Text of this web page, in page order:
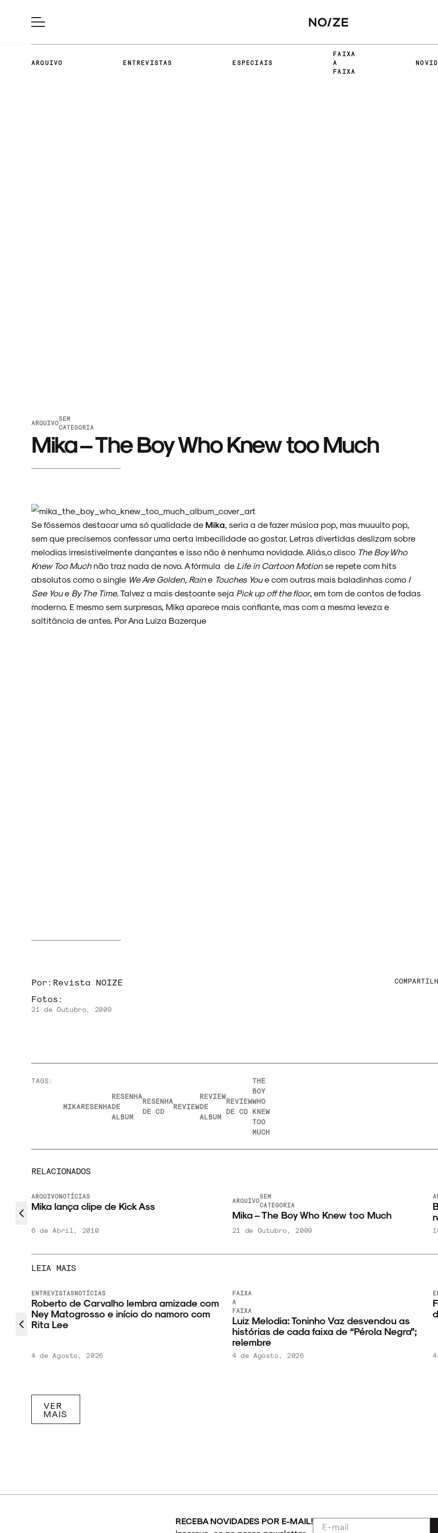
ARQUIVO ENTREVISTAS ESPECIAIS
FAIXA
A
FAIXA
ARQUIVO
SEM
CATEGORIA
Mika – The Boy Who Knew too Much
Se fôssemos destacar uma só qualidade de Mika , seria a de fazer música pop, mas muuuito pop,
sem que precisemos confessar uma certa imbecilidade ao gostar. Letras divertidas deslizam sobre
melodias irresistivelmente dançantes e isso não é nenhuma novidade. Aliás,o disco The Boy Who
Knew Too Muchnão traz nada de novo. A fórmula de Life in Cartoon Motionse repete com hits
absolutos como o single We Are Golden, Raine Touches Youe com outras mais baladinhas como I
See Youe By The Time. Talvez a mais destoante seja Pick up off the floor, em tom de contos de fadas
moderno. E mesmo sem surpresas, Mika aparece mais confiante, mas com a mesma leveza e
saltitância de antes. Por Ana Luiza Bazerque
Por: Revista NOIZE
Fotos:
21 de Outubro, 2009
TAGS:
MIKARESENHA
RESENHA
DE
ALBUM
RESENHA
DE CD
REVIEW
REVIEW
DE
ALBUM
REVIEW
DE CD
THE
BOY
WHO
KNEW
TOO
MUCH
RELACIONADOS
ARQUIVONOTÍCIAS
Mika lança clipe de Kick Ass
6 de Abril, 2010
ARQUIVO
SEM
CATEGORIA
Mika – The Boy Who Knew too Much
21 de Outubro, 2009
LEIA MAIS
ENTREVISTASNOTÍCIAS
Roberto de Carvalho lembra amizade com
Ney Matogrosso e início do namoro com
Rita Lee
4 de Agosto, 2026
FAIXA
A
FAIXA
Luiz Melodia: Toninho Vaz desvendou as
histórias de cada faixa de “Pérola Negra”;
relembre
4 de Agosto, 2026
VER
MAIS
RECEBA NOVIDADES POR E-MAIL!